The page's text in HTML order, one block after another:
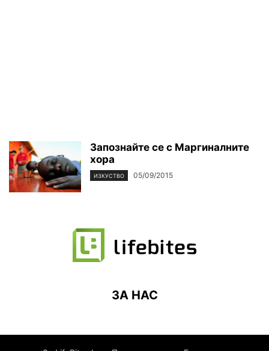
Запознайте се с Маргиналните
хора
ИЗКУСТВО 05/09/2015
ЗА НАС